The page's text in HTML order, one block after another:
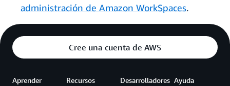
administración de Amazon WorkSpaces.
Cree una cuenta de AWS
Aprender Recursos Desarrolladores Ayuda